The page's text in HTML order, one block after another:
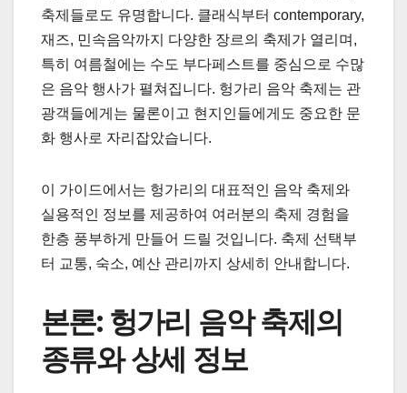
축제들로도 유명합니다. 클래식부터 contemporary,
재즈, 민속음악까지 다양한 장르의 축제가 열리며,
특히 여름철에는 수도 부다페스트를 중심으로 수많
은 음악 행사가 펼쳐집니다. 헝가리 음악 축제는 관
광객들에게는 물론이고 현지인들에게도 중요한 문
화 행사로 자리잡았습니다.
이 가이드에서는 헝가리의 대표적인 음악 축제와
실용적인 정보를 제공하여 여러분의 축제 경험을
한층 풍부하게 만들어 드릴 것입니다. 축제 선택부
터 교통, 숙소, 예산 관리까지 상세히 안내합니다.
본론: 헝가리 음악 축제의
종류와 상세 정보